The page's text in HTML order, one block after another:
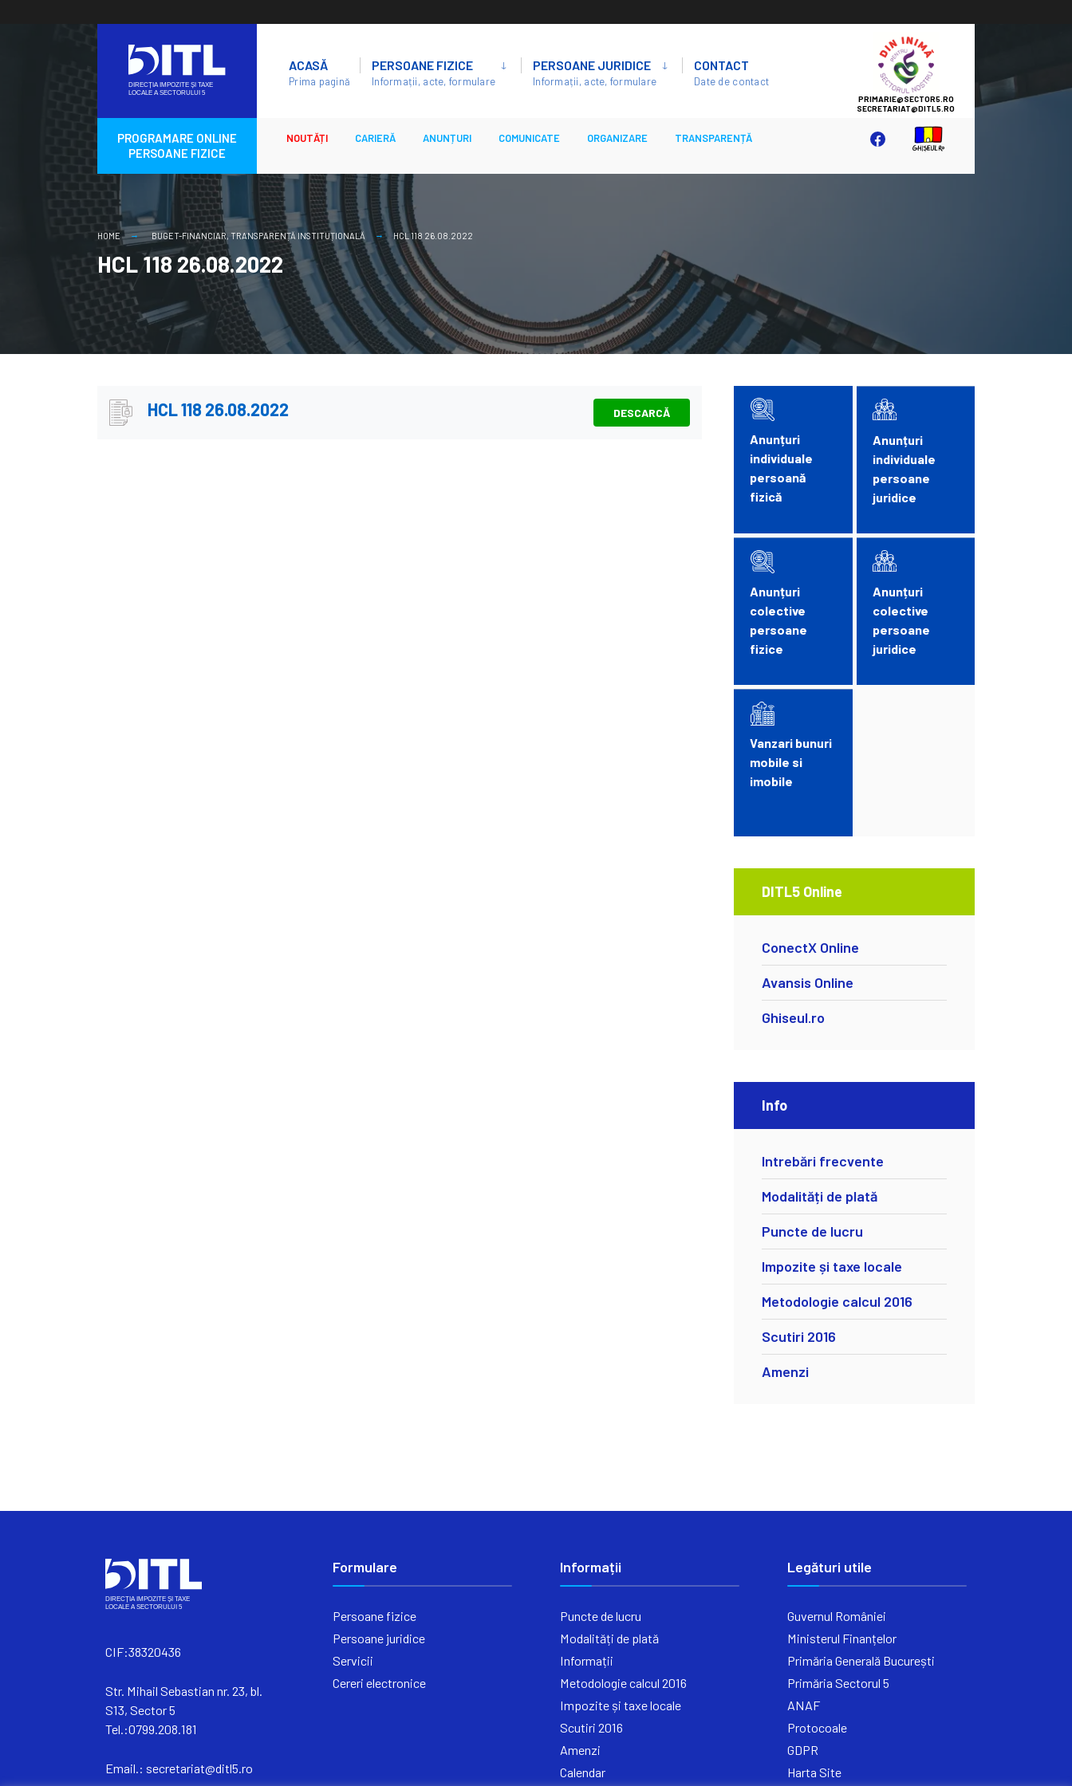
content
ACASĂ
Prima pagină
PERSOANE FIZICE
Informații, acte, formulare
PERSOANE JURIDICE
Informații, acte, formulare
CONTACT
Date de contact
SECTOR
5
PROGRAMARE ONLINE
PERSOANE FIZICE
NOUTĂȚI CARIERĂ ANUNȚURI COMUNICATE ORGANIZARE TRANSPARENȚĂ
HOME BUGET-FINANCIAR,TRANSPARENȚĂ INSTITUȚIONALĂ HCL 118 26.08.2022
HCL 118 26.08.2022
HCL 118 26.08.2022 DESCARCĂ
Anunțuri
individuale
persoană
fizică
Anunțuri
colective
persoane
fizice
Vanzari bunuri
mobile si
imobile
Anunțuri
individuale
persoane
juridice
Anunțuri
colective
persoane
juridice
DITL5 Online
ConectX Online
Avansis Online
Ghiseul.ro
Info
Intrebări frecvente
Modalități de plată
Puncte de lucru
Impozite și taxe locale
Metodologie calcul 2016
Scutiri 2016
Amenzi
CIF:38320436
Str. Mihail Sebastian nr. 23, bl.
S13, Sector 5
Tel.:0799.208.181
Email.: secretariat@ditl5.ro
Formulare
Persoane fizice
Persoane juridice
Servicii
Cereri electronice
Informații
Puncte de lucru
Modalități de plată
Informații
Metodologie calcul 2016
Impozite și taxe locale
Scutiri 2016
Amenzi
Calendar
Legături utile
Guvernul României
Ministerul Finanțelor
Primăria Generală București
Primăria Sectorul 5
ANAF
Protocoale
GDPR
Harta Site